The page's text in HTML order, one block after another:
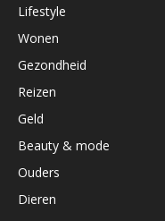
Lifestyle
Wonen
Gezondheid
Reizen
Geld
Beauty & mode
Ouders
Dieren